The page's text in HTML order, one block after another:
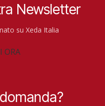
Newsletter
su Xeda Italia
ORA